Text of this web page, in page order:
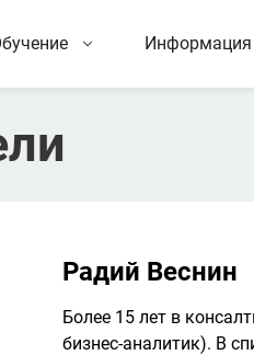
Информация
Радий Веснин
Более 15 лет в
бизнес-аналитик). В